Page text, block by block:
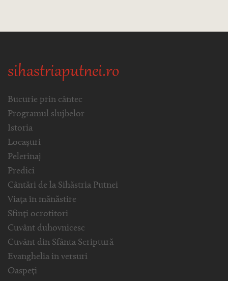
sihastriaputnei.ro
Bucurie prin cântec
Programul slujbelor
Istoria
Locașuri
Pelerinaj
Predici
Cântări de la Sihăstria Putnei
Viața în mănăstire
Sfinți ocrotitori
Cuvânt duhovnicesc
Cuvânt din Sfânta Scriptură
Evanghelia in versuri
Oaspeți